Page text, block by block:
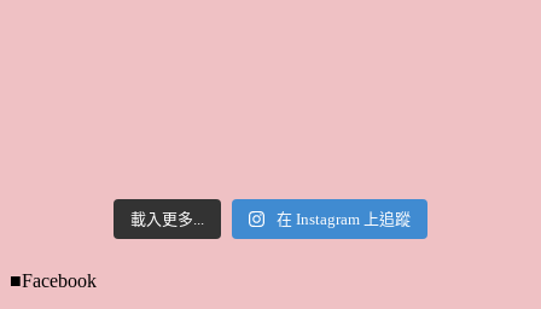
載入更多... 在 Instagram 上追蹤
■Facebook